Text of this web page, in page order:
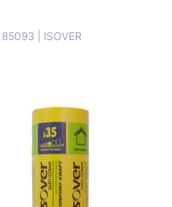
85093 ISOVER